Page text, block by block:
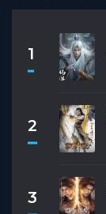
1
2
3